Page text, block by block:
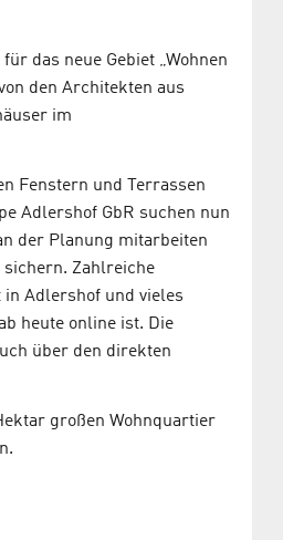
das neue Gebiet „Wohnen
den Architekten aus
im
Fenstern und Terrassen
Adlershof GbR suchen nun
der Planung mitarbeiten
Zahlreiche
in Adlershof und vieles
heute online ist. Die
über den direkten
großen Wohnquartier